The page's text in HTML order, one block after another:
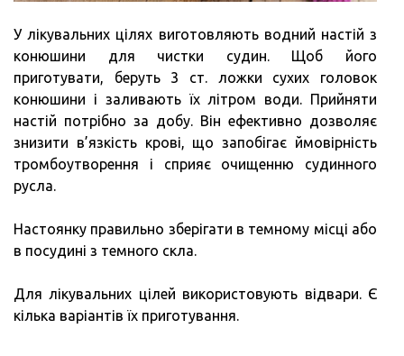
У лікувальних цілях виготовляють водний настій з
конюшини для чистки судин. Щоб його
приготувати, беруть 3 ст. ложки сухих головок
конюшини і заливають їх літром води. Прийняти
настій потрібно за добу. Він ефективно дозволяє
знизити в’язкість крові, що запобігає ймовірність
тромбоутворення і сприяє очищенню судинного
русла.
Настоянку правильно зберігати в темному місці або
в посудині з темного скла.
Для лікувальних цілей використовують відвари. Є
кілька варіантів їх приготування.